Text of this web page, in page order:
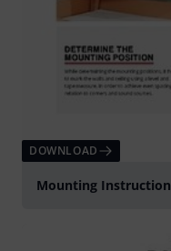
DOWNLOAD
Mounting Instruction